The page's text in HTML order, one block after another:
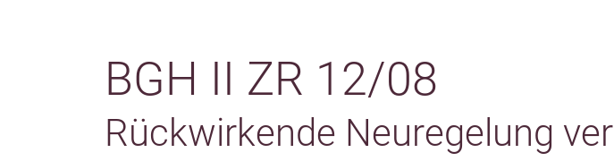
BGH II ZR 12/08
Rückwirkende Neuregelung